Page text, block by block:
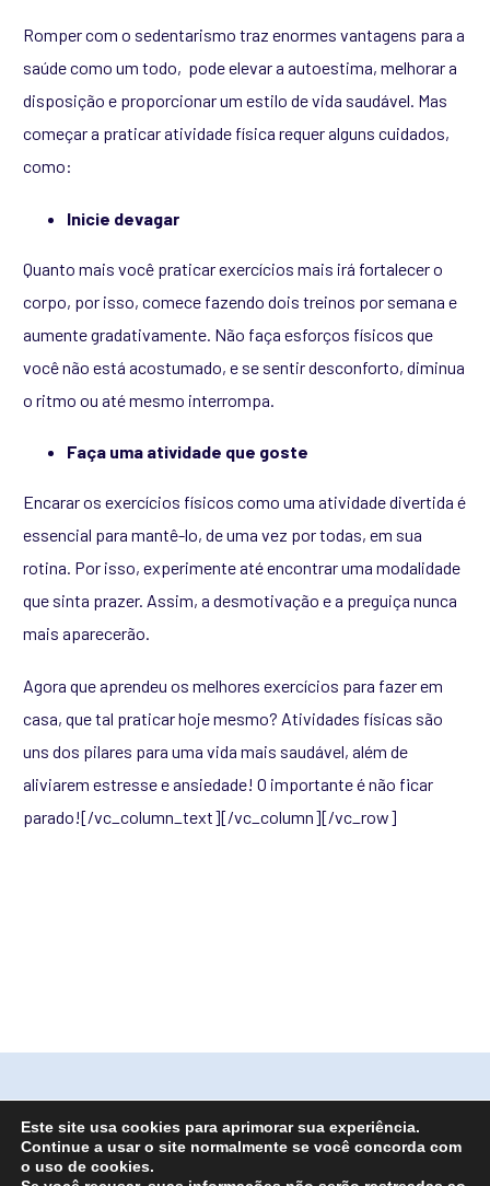
Romper com o sedentarismo traz enormes vantagens para a
saúde como um todo, pode elevar a autoestima, melhorar a
disposição e proporcionar um estilo de vida saudável. Mas
começar a praticar atividade física requer alguns cuidados,
como:
Inicie devagar
Quanto mais você praticar exercícios mais irá fortalecer o
corpo, por isso, comece fazendo dois treinos por semana e
aumente gradativamente. Não faça esforços físicos que
você não está acostumado, e se sentir desconforto, diminua
o ritmo ou até mesmo interrompa.
Faça uma atividade que goste
Encarar os exercícios físicos como uma atividade divertida é
essencial para mantê-lo, de uma vez por todas, em sua
rotina. Por isso, experimente até encontrar uma modalidade
que sinta prazer. Assim, a desmotivação e a preguiça nunca
mais aparecerão.
Agora que aprendeu os melhores exercícios para fazer em
casa, que tal praticar hoje mesmo? Atividades físicas são
uns dos pilares para uma vida mais saudável, além de
aliviarem estresse e ansiedade! O importante é não ficar
parado![/vc_column_text][/vc_column][/vc_row]
Este site usa cookies para aprimorar sua experiência.
Continue a usar o site normalmente se você concorda com
o uso de cookies.